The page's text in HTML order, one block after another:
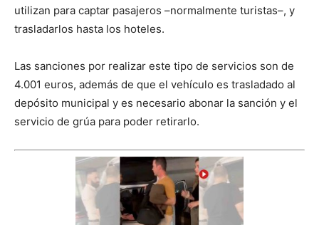
utilizan para captar pasajeros –normalmente turistas–, y
trasladarlos hasta los hoteles.
Las sanciones por realizar este tipo de servicios son de
4.001 euros, además de que el vehículo es trasladado al
depósito municipal y es necesario abonar la sanción y el
servicio de grúa para poder retirarlo.